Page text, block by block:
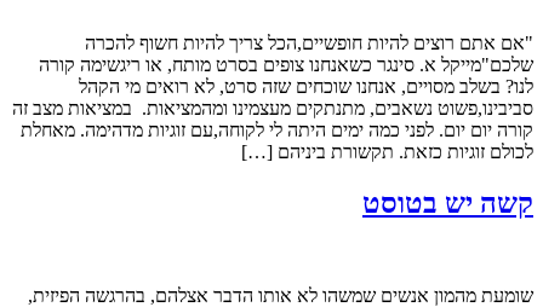
"אם אתם רוצים להיות חופשיים,הכל צריך להיות חשוף להכרה
שלכם"מייקל א. סינגר כשאנחנו צופים בסרט מותח, או ריגשימה קורה
לנו? בשלב מסויים, אנחנו שוכחים שזה סרט, לא רואים מי הקהל
סביבינו,פשוט נשאבים, מתנתקים מעצמינו ומהמציאות. במציאות מצב זה
קורה יום יום. לפני כמה ימים היתה לי לקוחה,עם זוגיות מדהימה. מאחלת
לכולם זוגיות כזאת. תקשורת ביניהם […]
קשה יש בטוסט
שומעת מהמון אנשים שמשהו לא אותו הדבר אצלהם, בהרגשה הפיזית,